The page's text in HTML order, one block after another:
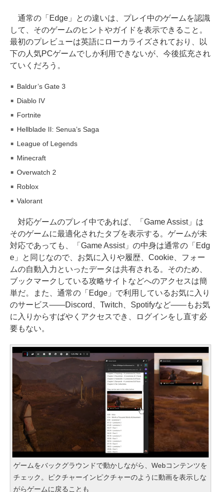
通常の「Edge」との違いは、プレイ中のゲームを認識
して、そのゲームのヒントやガイドを表示できること。
最初のプレビューは英語にローカライズされており、以
下の人気PCゲームでしか利用できないが、今後拡充され
ていくだろう。
Baldur’s Gate 3
Diablo IV
Fortnite
Hellblade II: Senua’s Saga
League of Legends
Minecraft
Overwatch 2
Roblox
Valorant
対応ゲームのプレイ中であれば、「Game Assist」は
そのゲームに最適化されたタブを表示する。ゲームが未
対応であっても、「Game Assist」の中身は通常の「Edg
e」と同じなので、お気に入りや履歴、Cookie、フォー
ムの自動入力といったデータは共有される。そのため、
ブックマークしている攻略サイトなどへのアクセスは簡
単だ。また、通常の「Edge」で利用しているお気に入り
のサービス――Discord、Twitch、Spotifyなど――もお気
に入りからすばやくアクセスでき、ログインをし直す必
要もない。
ゲームをバックグラウンドで動かしながら、Webコンテンツを
チェック。ピクチャーインピクチャーのように動画を表示しな
がらゲームに戻ることも